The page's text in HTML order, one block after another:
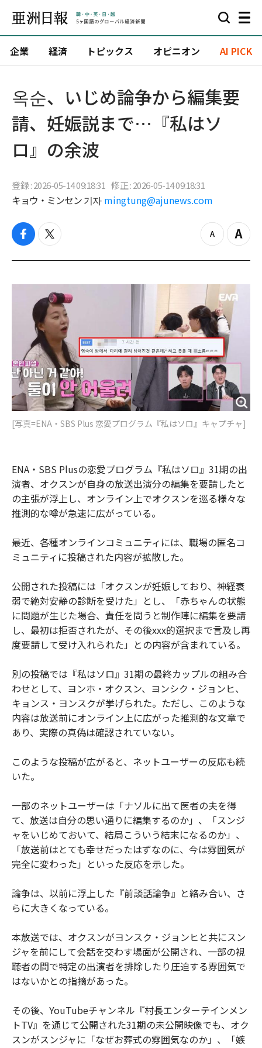
企業 経済 トピックス オピニオン AI PICK
옥순、いじめ論争から編集要
請、妊娠説まで…『私はソ
ロ』の余波
登録 : 2026-05-14 09:18:31 修正 : 2026-05-14 09:18:31
キョウ・ミンセン 기자 mingtung@ajunews.com
f
c
b
t
i
t
e
r
z
o
o
Z
o
i
[写真=ENA・SBS Plus 恋愛プログラム『私はソロ』キャプチャ]
ENA・SBS Plusの恋愛プログラム『私はソロ』31期の出
演者、オクスンが自身の放送出演分の編集を要請したと
の主張が浮上し、オンライン上でオクスンを巡る様々な
推測的な噂が急速に広がっている。
最近、各種オンラインコミュニティには、職場の匿名コ
ミュニティに投稿された内容が拡散した。
公開された投稿には「オクスンが妊娠しており、神経衰
弱で絶対安静の診断を受けた」とし、「赤ちゃんの状態
に問題が生じた場合、責任を問うと制作陣に編集を要請
し、最初は拒否されたが、その後xxx的選択まで言及し再
度要請して受け入れられた」との内容が含まれている。
別の投稿では『私はソロ』31期の最終カップルの組み合
わせとして、ヨンホ・オクスン、ヨンシク・ジョンヒ、
キョンス・ヨンスクが挙げられた。ただし、このような
内容は放送前にオンライン上に広がった推測的な文章で
あり、実際の真偽は確認されていない。
このような投稿が広がると、ネットユーザーの反応も続
いた。
一部のネットユーザーは「ナソルに出て医者の夫を得
て、放送は自分の思い通りに編集するのか」、「スンジ
ャをいじめておいて、結局こういう結末になるのか」、
「放送前はとても幸せだったはずなのに、今は雰囲気が
完全に変わった」といった反応を示した。
論争は、以前に浮上した『前談話論争』と絡み合い、さ
らに大きくなっている。
本放送では、オクスンがヨンスク・ジョンヒと共にスン
ジャを前にして会話を交わす場面が公開され、一部の視
聴者の間で特定の出演者を排除したり圧迫する雰囲気で
はないかとの指摘があった。
その後、YouTubeチャンネル『村長エンターテインメン
トTV』を通じて公開された31期の未公開映像でも、オク
スンがスンジャに「なぜお葬式の雰囲気なのか」、「嫉